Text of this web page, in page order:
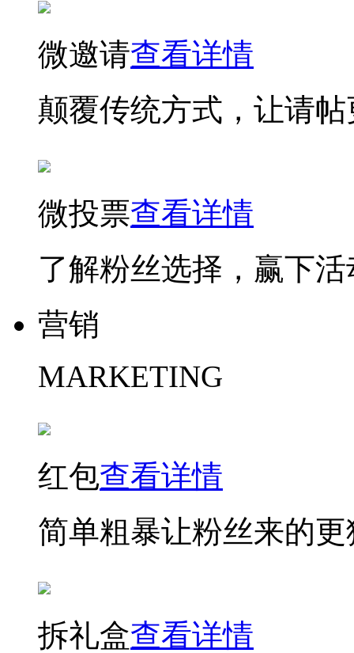
微邀请查看详情
颠覆传统方式，让请
微投票查看详情
了解粉丝选择，赢下
营销
MARKETING
红包查看详情
简单粗暴让粉丝来的
拆礼盒查看详情